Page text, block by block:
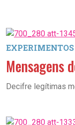
EXPERIMENTOS
Mensagens
Decifre legítimas